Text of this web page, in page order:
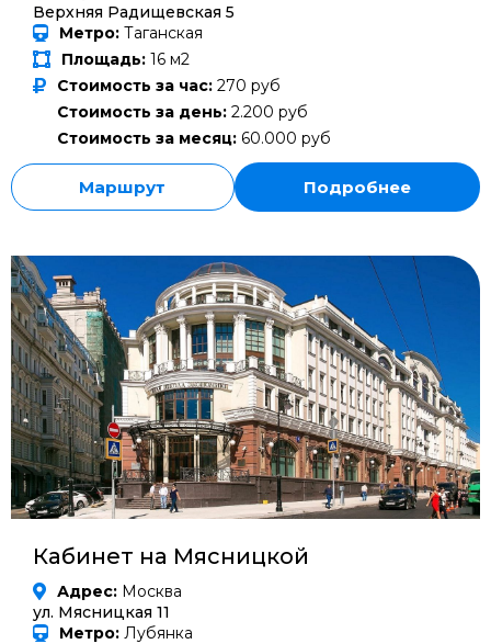
Верхняя Радищевская 5
Метро: Таганская
Площадь: 16 м2
Стоимость за час: 270 руб
Стоимость за день: 2.200 руб
Стоимость за месяц: 60.000 руб
Маршрут Подробнее
Кабинет на Мясницкой
Адрес: Москва
ул. Мясницкая 11
Метро: Лубянка